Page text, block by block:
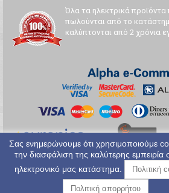
Όλα τα ηλεκτρικά προϊόντα
πωλούνται από το
καλύπτονται από 2 χρόνια
Σας ενημερώνουμε ότι χρησιμοποιούμε
την διασφάλιση της καλύτερης εμπειρία
ηλεκτρονικό μας κατάστημα.
Πολιτική
Πολιτική απορρήτου